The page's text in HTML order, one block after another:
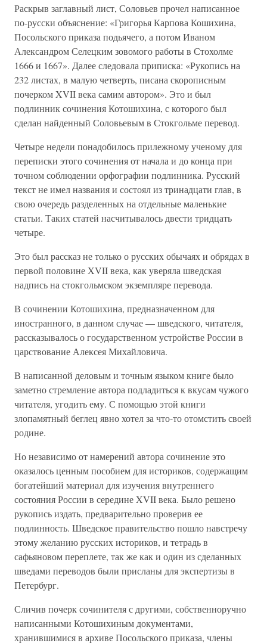
Раскрыв заглавный лист, Соловьев прочел написанное
по-русски объяснение: «Григорья Карпова Кошихина,
Посольского приказа подьячего, а потом Иваном
Александром Селецким зовомого работы в Стохолме
1666 и 1667». Далее следовала приписка: «Рукопись на
232 листах, в малую четверть, писана скорописным
почерком XVII века самим автором». Это и был
подлинник сочинения Котошихина, с которого был
сделан найденный Соловьевым в Стокгольме перевод.
Четыре недели понадобилось прилежному ученому для
переписки этого сочинения от начала и до конца при
точном соблюдении орфографии подлинника. Русский
текст не имел названия и состоял из тринадцати глав, в
свою очередь разделенных на отдельные маленькие
статьи. Таких статей насчитывалось двести тридцать
четыре.
Это был рассказ не только о русских обычаях и обрядах в
первой половине XVII века, как уверяла шведская
надпись на стокгольмском экземпляре перевода.
В сочинении Котошихина, предназначенном для
иностранного, в данном случае — шведского, читателя,
рассказывалось о государственном устройстве России в
царствование Алексея Михайловича.
В написанной деловым и точным языком книге было
заметно стремление автора подладиться к вкусам чужого
читателя, угодить ему. С помощью этой книги
злопамятный беглец явно хотел за что-то отомстить своей
родине.
Но независимо от намерений автора сочинение это
оказалось ценным пособием для историков, содержащим
богатейший материал для изучения внутреннего
состояния России в середине XVII века. Было решено
рукопись издать, предварительно проверив ее
подлинность. Шведское правительство пошло навстречу
этому желанию русских историков, и тетрадь в
сафьяновом переплете, так же как и один из сделанных
шведами переводов были присланы для экспертизы в
Петербург.
Сличив почерк сочинителя с другими, собственноручно
написанными Котошихиным документами,
хранившимися в архиве Посольского приказа, члены